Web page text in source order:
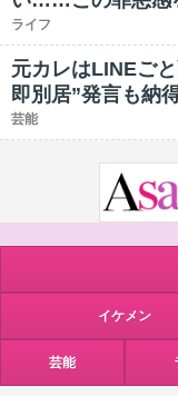
ライフ
元カレはLINEご
即別居”発言も納
芸能
イケメン
芸能